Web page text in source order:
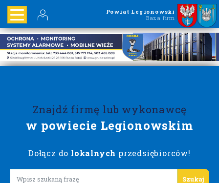
Powiat Legionowski
Baza firm
Znajdź firmę lub wykonawcę
w powiecie Legionowskim
Dołącz do lokalnych przedsiębiorców!
Lorem ipsum